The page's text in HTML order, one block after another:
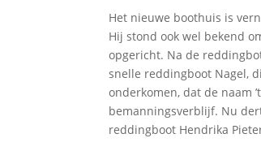
Het nieuwe boothuis is
Hij stond ook wel bekend
opgericht. Na de
snelle reddingboot Nagel,
onderkomen, dat de naam
bemanningsverblijf. Nu
reddingboot Hendrika